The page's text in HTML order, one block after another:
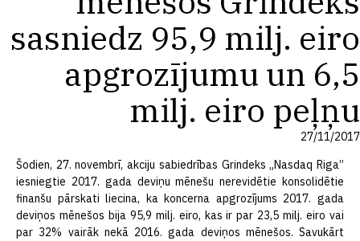
sasniedz 95,9 milj. eiro
apgrozījumu un 6,5
milj. eiro peļņu
27/11/2017
Šodien, 27. novembrī, akciju sabiedrības Grindeks „Nasdaq Riga”
iesniegtie 2017. gada deviņu mēnešu nerevidētie konsolidētie
finanšu pārskati liecina, ka koncerna apgrozījums 2017. gada
deviņos mēnešos bija 95,9 milj. eiro, kas ir par 23,5 milj. eiro vai
par 32% vairāk nekā 2016. gada deviņos mēnešos. Savukārt